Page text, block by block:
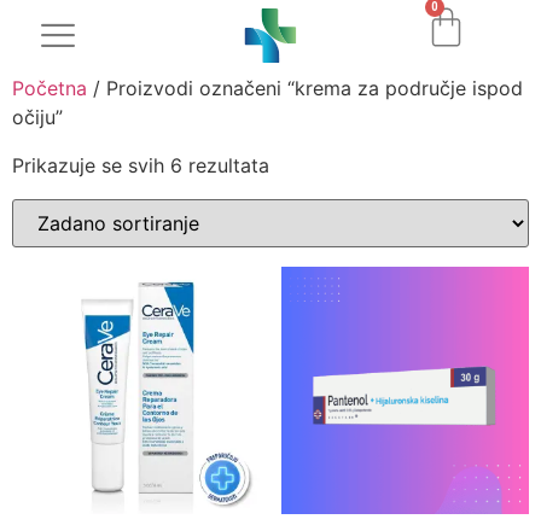
0
Početna / Proizvodi označeni “krema za područje ispod
očiju”
Prikazuje se svih 6 rezultata